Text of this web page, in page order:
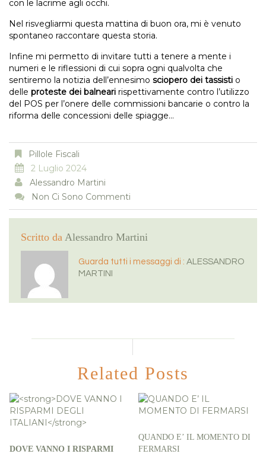
con le lacrime agli occhi.
Nel risvegliarmi questa mattina di buon ora, mi è venuto
spontaneo raccontare questa storia.
Infine mi permetto di invitare tutti a tenere a mente i
numeri e le riflessioni di cui sopra ogni qualvolta che
sentiremo la notizia dell’ennesimo sciopero dei tassisti o
delle proteste dei balneari rispettivamente contro l’utilizzo
del POS per l’onere delle commissioni bancarie o contro la
riforma delle concessioni delle spiagge…
Pillole Fiscali
2 Luglio 2024
Alessandro Martini
Non Ci Sono Commenti
Scritto da Alessandro Martini
Guarda tutti i messaggi di : ALESSANDRO
MARTINI
Related Posts
DOVE VANNO I RISPARMI
QUANDO E’ IL MOMENTO DI
FERMARSI